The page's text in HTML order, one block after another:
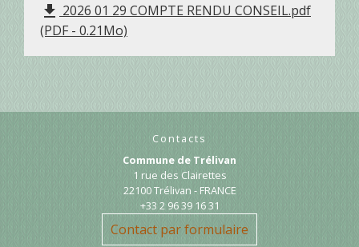
file_download 2026 01 29 COMPTE RENDU CONSEIL.pdf
(PDF - 0.21Mo)
Contacts
Commune de Trélivan
1 rue des Clairettes
22100 Trélivan - FRANCE
+33 2 96 39 16 31
Contact par formulaire